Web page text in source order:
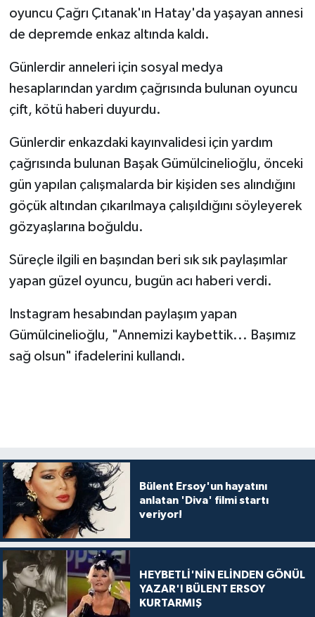
oyuncu Çağrı Çıtanak'ın Hatay'da yaşayan annesi
de depremde enkaz altında kaldı.
Günlerdir anneleri için sosyal medya
hesaplarından yardım çağrısında bulunan oyuncu
çift, kötü haberi duyurdu.
Günlerdir enkazdaki kayınvalidesi için yardım
çağrısında bulunan Başak Gümülcinelioğlu, önceki
gün yapılan çalışmalarda bir kişiden ses alındığını
göçük altından çıkarılmaya çalışıldığını söyleyerek
gözyaşlarına boğuldu.
Süreçle ilgili en başından beri sık sık paylaşımlar
yapan güzel oyuncu, bugün acı haberi verdi.
Instagram hesabından paylaşım yapan
Gümülcinelioğlu, "Annemizi kaybettik... Başımız
sağ olsun" ifadelerini kullandı.
Bülent Ersoy'un hayatını
anlatan 'Diva' filmi startı
veriyor!
HEYBETLİ'NİN ELİNDEN GÖNÜL
YAZAR'I BÜLENT ERSOY
KURTARMIŞ